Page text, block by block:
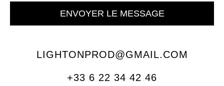
ENVOYER LE MESSAGE
LIGHTONPROD@GMAIL.COM
+33 6 22 34 42 46